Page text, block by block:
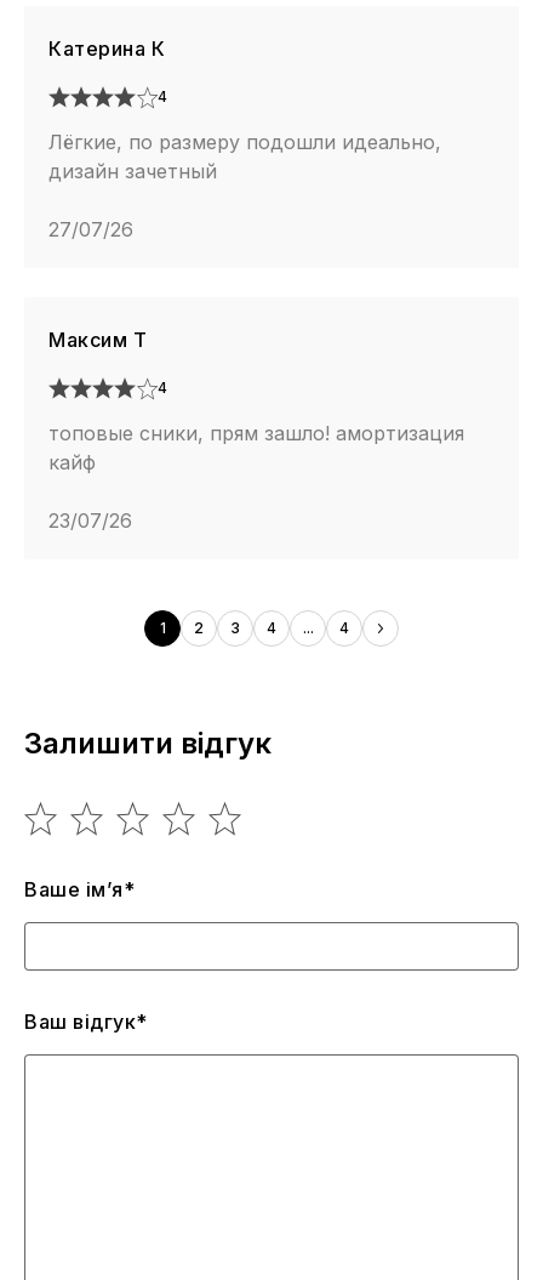
Катерина К
4
Лёгкие, по размеру подошли идеально,
дизайн зачетный
27/07/26
Максим Т
4
топовые сники, прям зашло! амортизация
кайф
23/07/26
1 2 3 4 ... 4
Залишити відгук
Ваше ім’я*
Ваш відгук*